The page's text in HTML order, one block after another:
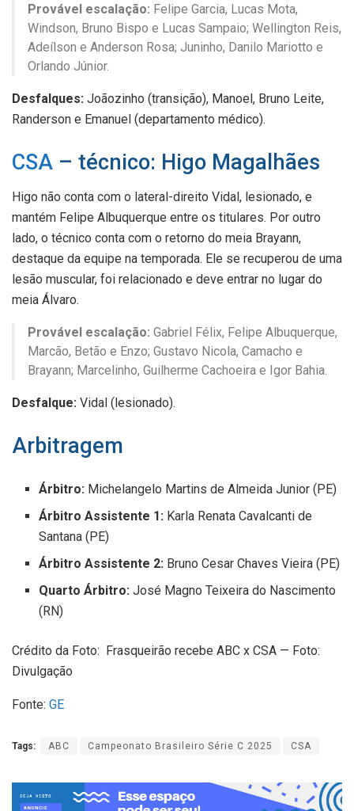
Provável escalação: Felipe Garcia, Lucas Mota,
Windson, Bruno Bispo e Lucas Sampaio; Wellington Reis,
Adeílson e Anderson Rosa; Juninho, Danilo Mariotto e
Orlando Júnior.
Desfalques: Joãozinho (transição), Manoel, Bruno Leite,
Randerson e Emanuel (departamento médico).
CSA – técnico: Higo Magalhães
Higo não conta com o lateral-direito Vidal, lesionado, e
mantém Felipe Albuquerque entre os titulares. Por outro
lado, o técnico conta com o retorno do meia Brayann,
destaque da equipe na temporada. Ele se recuperou de uma
lesão muscular, foi relacionado e deve entrar no lugar do
meia Álvaro.
Provável escalação: Gabriel Félix, Felipe Albuquerque,
Marcão, Betão e Enzo; Gustavo Nicola, Camacho e
Brayann; Marcelinho, Guilherme Cachoeira e Igor Bahia.
Desfalque: Vidal (lesionado).
Arbitragem
Árbitro: Michelangelo Martins de Almeida Junior (PE)
Árbitro Assistente 1: Karla Renata Cavalcanti de
Santana (PE)
Árbitro Assistente 2: Bruno Cesar Chaves Vieira (PE)
Quarto Árbitro:José Magno Teixeira do Nascimento
(RN)
Crédito da Foto: Frasqueirão recebe ABC x CSA — Foto:
Divulgação
Fonte: GE
Tags: ABC Campeonato Brasileiro Série C 2025 CSA